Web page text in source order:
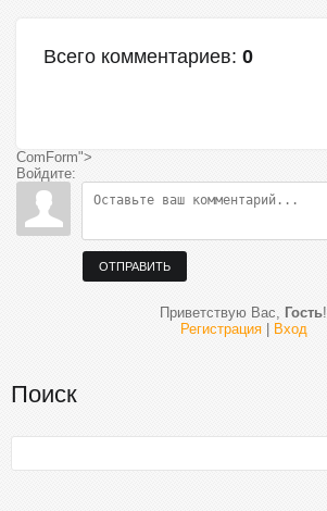
Всего комментариев: 0
ComForm">
Войдите:
ОТПРАВИТЬ
Приветствую Вас, Гость!
Регистрация| Вход
Поиск